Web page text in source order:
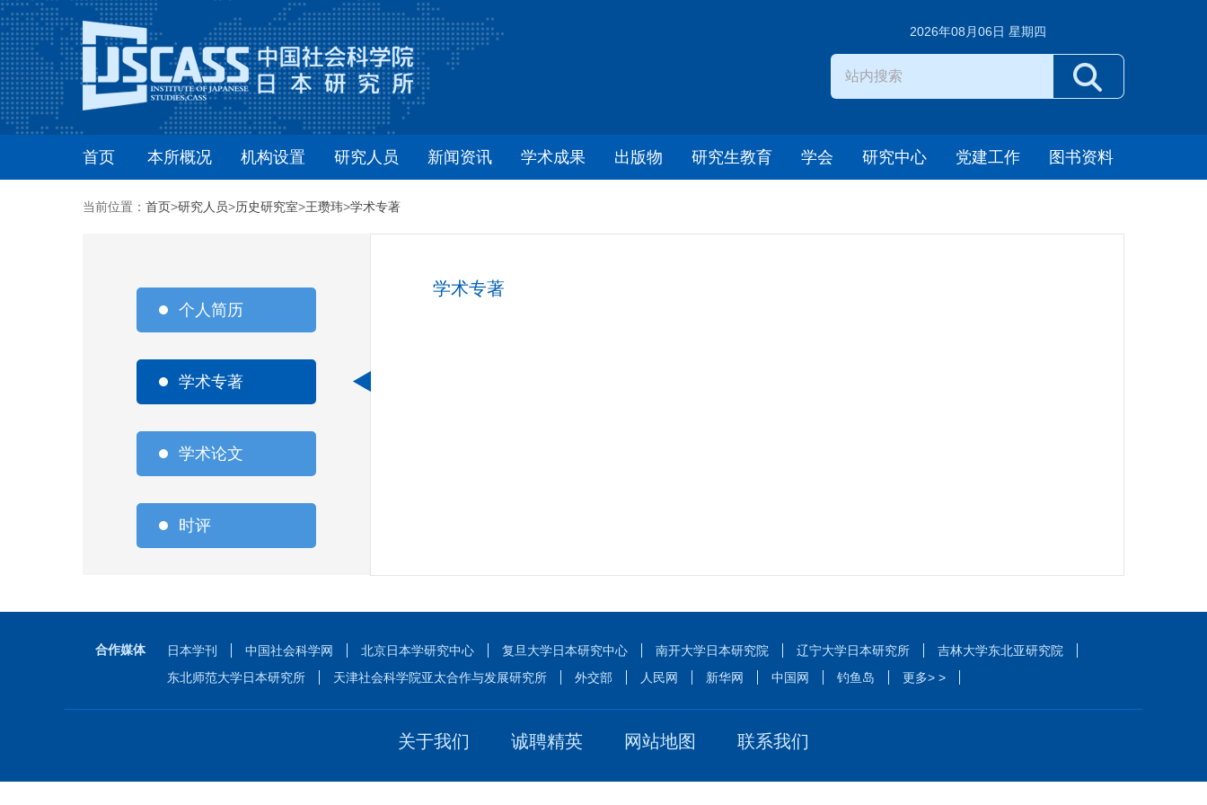
2026年08月06日 星期四
首页 本所概况 机构设置 研究人员 新闻资讯 学术成果 出版物 研究生教育 学会 研究中心 党建工作 图书资料
当前位置： 首页>研究人员>历史研究室>王瓒玮>学术专著
个人简历
学术专著
学术论文
时评
学术专著
合作媒体 日本学刊 中国社会科学网 北京日本学研究中心 复旦大学日本研究中心 南开大学日本研究院 辽宁大学日本研究所
吉林大学东北亚研究院
东北师范大学日本研究所
天津社会科学院亚太合作与发展研究所 外交部 人民网 新华网 中国网 钓鱼岛 更多> >
关于我们 诚聘精英 网站地图 联系我们